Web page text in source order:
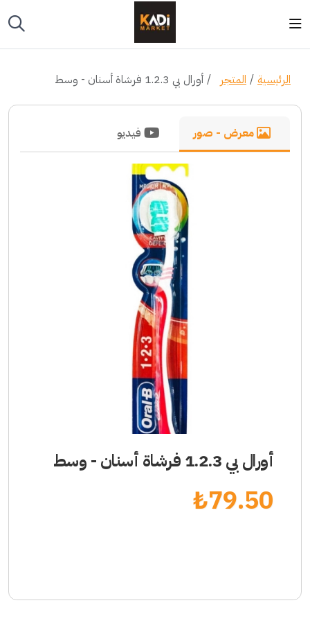
الرئيسية المتجر أورال بي 1.2.3 فرشاة أسنان - وسط
معرض - صور فيديو
أورال بي 1.2.3 فرشاة أسنان - وسط
79.50
₺